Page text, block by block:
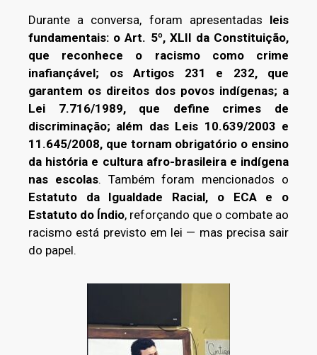
Durante a conversa, foram apresentadas leis
fundamentais: o Art. 5º, XLII da Constituição,
que reconhece o racismo como crime
inafiançável; os Artigos 231 e 232, que
garantem os direitos dos povos indígenas; a
Lei 7.716/1989, que define crimes de
discriminação; além das Leis 10.639/2003 e
11.645/2008, que tornam obrigatório o ensino
da história e cultura afro-brasileira e indígena
nas escolas. Também foram mencionados o
Estatuto da Igualdade Racial, o ECA e o
Estatuto do Índio, reforçando que o combate ao
racismo está previsto em lei — mas precisa sair
do papel.